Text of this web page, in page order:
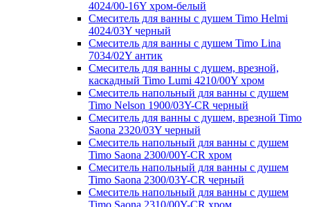
4024/00-16Y хром-белый
Смеситель для ванны с душем Timo Helmi
4024/03Y черный
Смеситель для ванны с душем Timo Lina
7034/02Y антик
Смеситель для ванны с душем, врезной,
каскадный Timo Lumi 4210/00Y хром
Смеситель напольный для ванны с душем
Timo Nelson 1900/03Y-CR черный
Смеситель для ванны с душем, врезной Timo
Saona 2320/03Y черный
Смеситель напольный для ванны с душем
Timo Saona 2300/00Y-CR хром
Смеситель напольный для ванны с душем
Timo Saona 2300/03Y-CR черный
Смеситель напольный для ванны с душем
Timo Saona 2310/00Y-CR хром